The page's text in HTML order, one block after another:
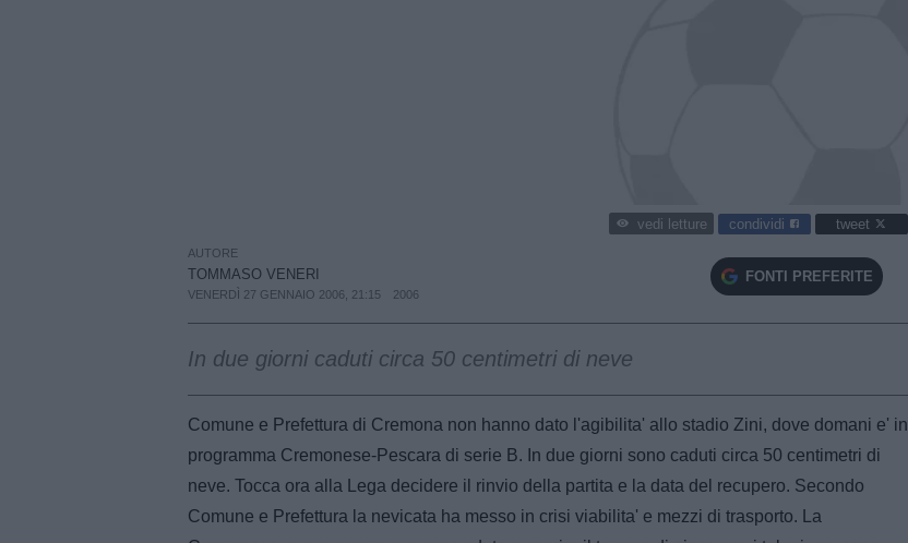
vedi letture condividi tweet
AUTORE
TOMMASO VENERI
VENERDÌ 27 GENNAIO 2006, 21:15 2006
FONTI PREFERITE
In due giorni caduti circa 50 centimetri di neve
Comune e Prefettura di Cremona non hanno dato l'agibilita' allo stadio Zini, dove domani e' in
programma Cremonese-Pescara di serie B. In due giorni sono caduti circa 50 centimetri di
neve. Tocca ora alla Lega decidere il rinvio della partita e la data del recupero. Secondo
Comune e Prefettura la nevicata ha messo in crisi viabilita' e mezzi di trasporto. La